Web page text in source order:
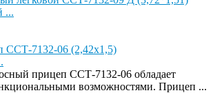
...
прицеп ССТ-7132-06 обладает
возможностями. Прицеп ...